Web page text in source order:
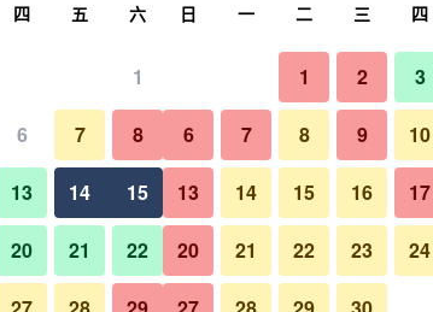
查看優惠
四 五 六
1
6 7 8
13 14 15
20 21 22
日 一 二 三 四
1 2 3
6 7 8 9 10
13 14 15 16 17
20 21 22 23 24